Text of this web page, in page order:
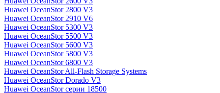
Huawei OceanStor 2800 V3
Huawei OceanStor 2910 V6
Huawei OceanStor 5300 V3
Huawei OceanStor 5500 V3
Huawei OceanStor 5600 V3
Huawei OceanStor 5800 V3
Huawei OceanStor 6800 V3
Huawei OceanStor All-Flash Storage Systems
Huawei OceanStor Dorado V3
Huawei OceanStor серии 18500